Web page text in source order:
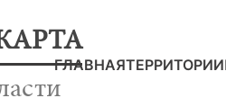
ГЛАВНАЯТЕРРИТОРИИ